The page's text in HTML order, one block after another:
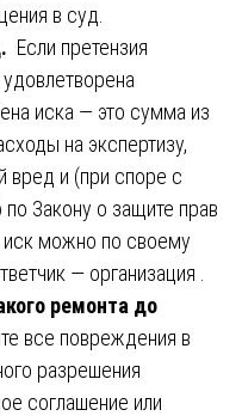
в суд.
Если претензия
иска — это сумма из
на экспертизу,
вред и (при споре с
Закону о защите прав
иск можно по своему
— организация .
ремонта до
все повреждения в
разрешения
соглашение или